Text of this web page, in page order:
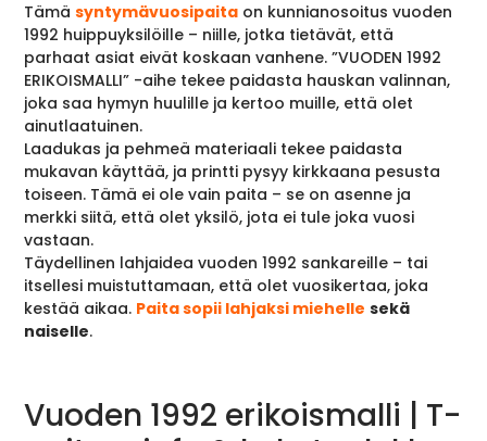
Tämäsyntymävuosipaita on kunnianosoitus vuoden
1992 huippuyksilöille – niille, jotka tietävät, että
parhaat asiat eivät koskaan vanhene. ”VUODEN 1992
ERIKOISMALLI” -aihe tekee paidasta hauskan valinnan,
joka saa hymyn huulille ja kertoo muille, että olet
ainutlaatuinen.
Laadukas ja pehmeä materiaali tekee paidasta
mukavan käyttää, ja printti pysyy kirkkaana pesusta
toiseen. Tämä ei ole vain paita – se on asenne ja
merkki siitä, että olet yksilö, jota ei tule joka vuosi
vastaan.
Täydellinen lahjaidea vuoden 1992 sankareille – tai
itsellesi muistuttamaan, että olet vuosikertaa, joka
kestää aikaa. Paita sopii lahjaksi miehelle sekä
naiselle.
Vuoden 1992 erikoismalli | T-